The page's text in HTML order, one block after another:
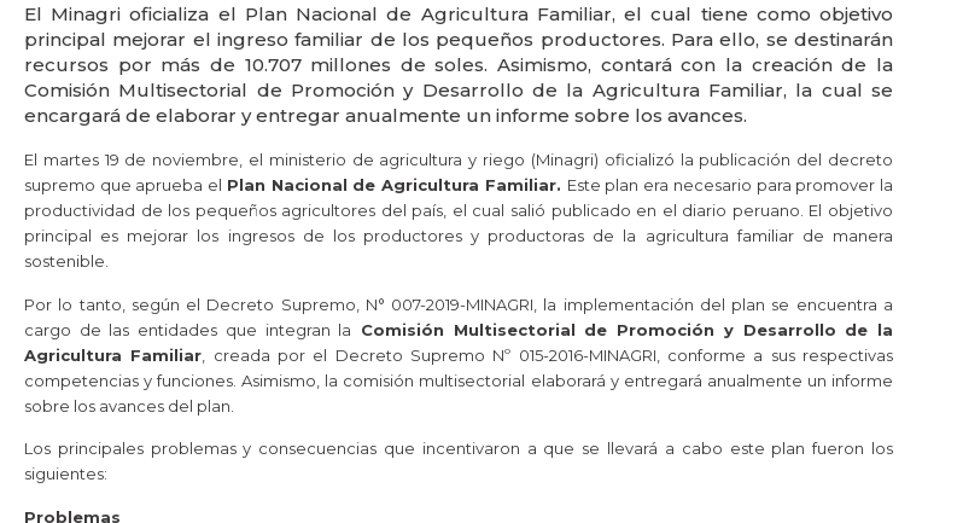
El Minagri oficializa el Plan Nacional de Agricultura Familiar, el cual tiene como objetivo
principal mejorar el ingreso familiar de los pequeños productores. Para ello, se destinarán
recursos por más de 10.707 millones de soles. Asimismo, contará con la creación de la
Comisión Multisectorial de Promoción y Desarrollo de la Agricultura Familiar, la cual se
encargará de elaborar y entregar anualmente un informe sobre los avances.
El martes 19 de noviembre, el ministerio de agricultura y riego (Minagri) oficializó la publicación del decreto
supremo que aprueba el Plan Nacional de Agricultura Familiar. Este plan era necesario para promover la
productividad de los pequeños agricultores del país, el cual salió publicado en el diario peruano. El objetivo
principal es mejorar los ingresos de los productores y productoras de la agricultura familiar de manera
sostenible.
Por lo tanto, según el Decreto Supremo, N° 007-2019-MINAGRI, la implementación del plan se encuentra a
cargo de las entidades que integran la Comisión Multisectorial de Promoción y Desarrollo de la
Agricultura Familiar , creada por el Decreto Supremo Nº 015-2016-MINAGRI, conforme a sus respectivas
competencias y funciones. Asimismo, la comisión multisectorial elaborará y entregará anualmente un informe
sobre los avances del plan.
Los principales problemas y consecuencias que incentivaron a que se llevará a cabo este plan fueron los
siguientes:
Problemas